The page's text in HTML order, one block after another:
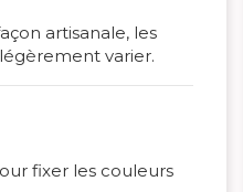
artisanale, les
varier.
fixer les couleurs